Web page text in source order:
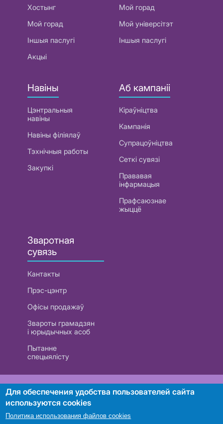
Хостынг
Мой горад
Іншыя паслугі
Акцыі
Мой горад
Мой універсітэт
Іншыя паслугі
Навіны
Цэнтральныя
навіны
Навіны філіялаў
Тэхнічныя работы
Закупкі
Аб кампаніі
Кіраўніцтва
Кампанія
Супрацоўніцтва
Сеткі сувязі
Прававая
інфармацыя
Прафсаюзнае
жыццё
Зваротная
сувязь
Кантакты
Прэс-цэнтр
Офісы продажаў
Звароты грамадзян
і юрыдычных асоб
Пытанне
спецыялісту
РУП «Белтэлекам». УНП 101007741
Для обеспечения удобства пользователей сайта
используются cookies
Политика использования файлов cookies